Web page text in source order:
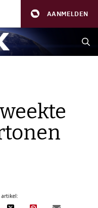
AANMELDEN
artikel: